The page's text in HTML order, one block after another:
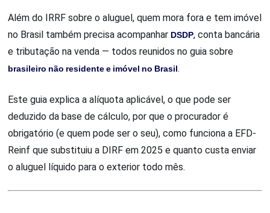
Além do IRRF sobre o aluguel, quem mora fora e tem imóvel
no Brasil também precisa acompanhar DSDP, conta bancária
e tributação na venda — todos reunidos no guia sobre
brasileiro não residente e imóvel no Brasil.
Este guia explica a alíquota aplicável, o que pode ser
deduzido da base de cálculo, por que o procurador é
obrigatório (e quem pode ser o seu), como funciona a EFD-
Reinf que substituiu a DIRF em 2025 e quanto custa enviar
o aluguel líquido para o exterior todo mês.